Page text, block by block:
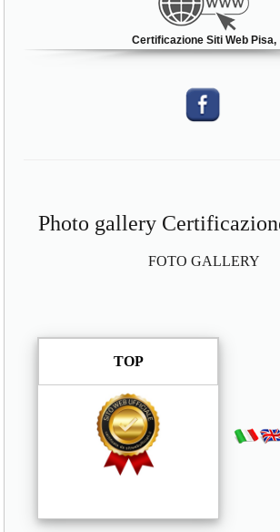
Certificazione Siti Web Pisa,
Photo gallery
FOTO GALLERY
TOP